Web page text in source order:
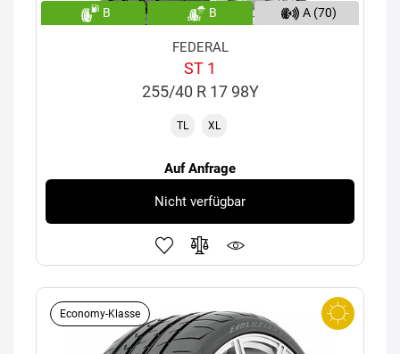
B B A (70)
FEDERAL
ST 1
255/40 R 17 98Y
TL XL
Auf Anfrage
Nicht verfügbar
Economy-Klasse